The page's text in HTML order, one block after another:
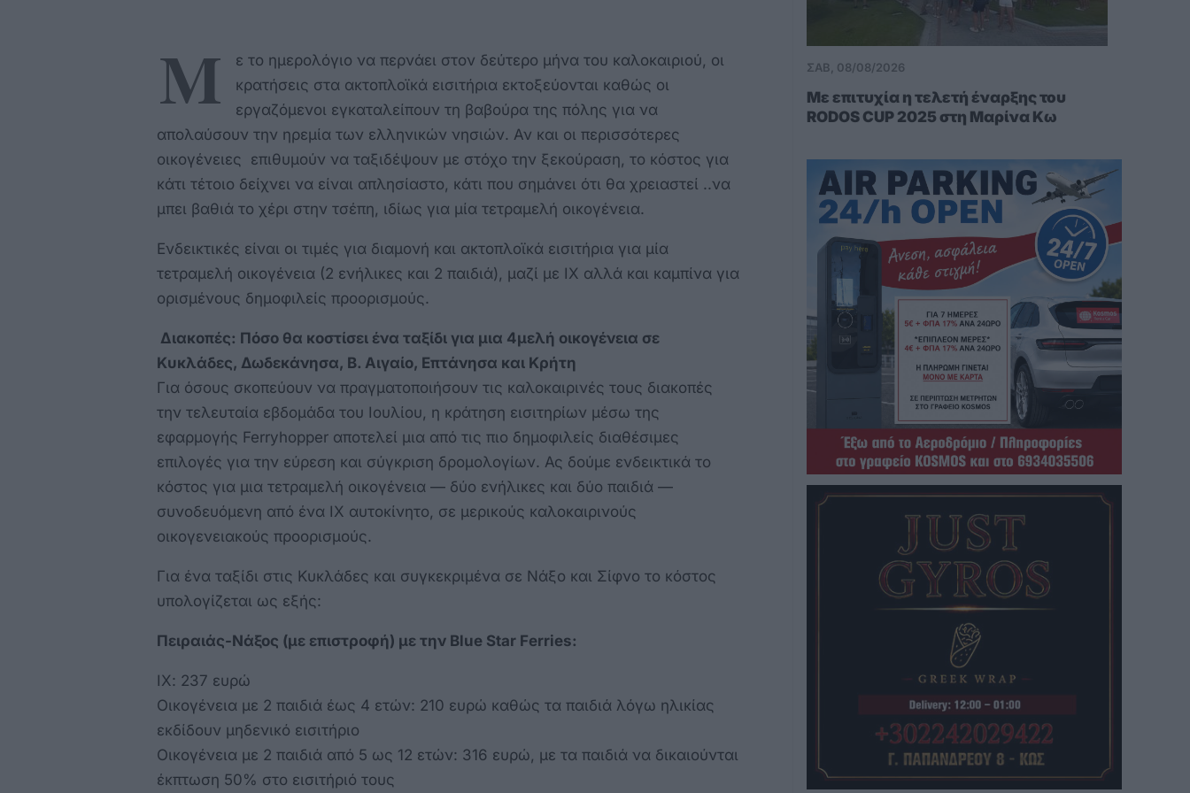
Μ
ε το ημερολόγιο να περνάει στον δεύτερο μήνα του καλοκαιριού, οι
κρατήσεις στα ακτοπλοϊκά εισιτήρια εκτοξεύονται καθώς οι
εργαζόμενοι εγκαταλείπουν τη βαβούρα της πόλης για να
απολαύσουν την ηρεμία των ελληνικών νησιών. Αν και οι περισσότερες
οικογένειες επιθυμούν να ταξιδέψουν με στόχο την ξεκούραση, το κόστος για
κάτι τέτοιο δείχνει να είναι απλησίαστο, κάτι που σημάνει ότι θα χρειαστεί ..να
μπει βαθιά το χέρι στην τσέπη, ιδίως για μία τετραμελή οικογένεια.
Ενδεικτικές είναι οι τιμές για διαμονή και ακτοπλοϊκά εισιτήρια για μία
τετραμελή οικογένεια (2 ενήλικες και 2 παιδιά), μαζί με ΙΧ αλλά και καμπίνα για
ορισμένους δημοφιλείς προορισμούς.
Διακοπές: Πόσο θα κοστίσει ένα ταξίδι για μια 4μελή οικογένεια σε
Κυκλάδες, Δωδεκάνησα, Β. Αιγαίο, Επτάνησα και Κρήτη
Για όσους σκοπεύουν να πραγματοποιήσουν τις καλοκαιρινές τους διακοπές
την τελευταία εβδομάδα του Ιουλίου, η κράτηση εισιτηρίων μέσω της
εφαρμογής Ferryhopper αποτελεί μια από τις πιο δημοφιλείς διαθέσιμες
επιλογές για την εύρεση και σύγκριση δρομολογίων. Ας δούμε ενδεικτικά το
κόστος για μια τετραμελή οικογένεια — δύο ενήλικες και δύο παιδιά —
συνοδευόμενη από ένα ΙΧ αυτοκίνητο, σε μερικούς καλοκαιρινούς
οικογενειακούς προορισμούς.
Για ένα ταξίδι στις Κυκλάδες και συγκεκριμένα σε Νάξο και Σίφνο το κόστος
υπολογίζεται ως εξής:
Πειραιάς-Νάξος (με επιστροφή) με την Blue Star Ferries:
ΙΧ: 237 ευρώ
Οικογένεια με 2 παιδιά έως 4 ετών: 210 ευρώ καθώς τα παιδιά λόγω ηλικίας
εκδίδουν μηδενικό εισιτήριο
Οικογένεια με 2 παιδιά από 5 ως 12 ετών: 316 ευρώ, με τα παιδιά να δικαιούνται
έκπτωση 50% στο εισιτήριό τους
ΣΑΒ, 08/08/2026
Με επιτυχία η τελετή έναρξης του
RODOS CUP 2025 στη Μαρίνα Κω